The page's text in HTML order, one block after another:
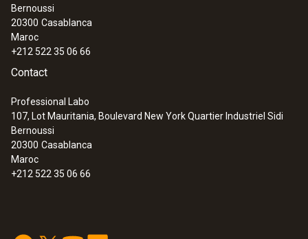
Bernoussi
20300 Casablanca
Maroc
+212 522 35 06 66
Contact
Professional Labo
107, Lot Mauritania, Boulevard New York Quartier Industriel Sidi
Bernoussi
20300 Casablanca
Maroc
+212 522 35 06 66